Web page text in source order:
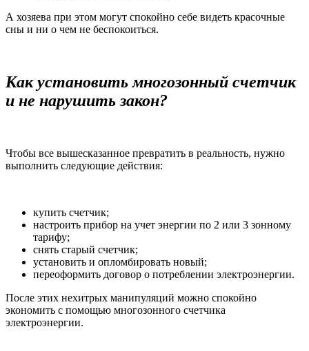
А хозяева при этом могут спокойно себе видеть красочные
сны и ни о чем не беспокоиться.
Как установить многозонный счетчик
и не нарушить закон?
Чтобы все вышесказанное превратить в реальность, нужно
выполнить следующие действия:
купить счетчик;
настроить прибор на учет энергии по 2 или 3 зонному
тарифу;
снять старый счетчик;
установить и опломбировать новый;
переоформить договор о потреблении электроэнергии.
После этих нехитрых манипуляций можно спокойно
экономить с помощью многозонного счетчика
электроэнергии.